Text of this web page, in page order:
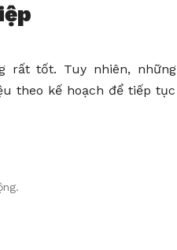
rất tốt. Tuy nhiên, những
theo kế hoạch để tiếp tục